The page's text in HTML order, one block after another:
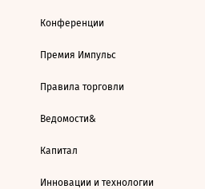
Конференции
Премия Импульс
Правила торговли
Ведомости&
Капитал
Инновации и технологии